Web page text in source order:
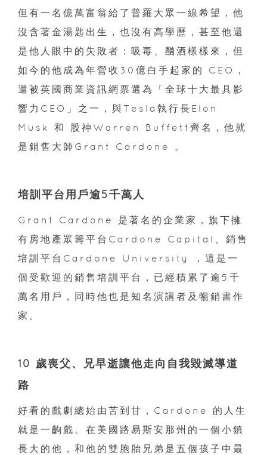
但有一名億萬富翁給了普羅大眾一線希望，他
沒含著金湯匙出生，也沒有高學歷，甚至他還
是他人眼中的失敗者：吸毒、酗酒樣樣來，但
如今的他成為年營收30億白手起家的 CEO，
還被英國商業資訊網票選為「全球十大最具影
響力CEO」之一，與Tesla執行長Elon
Musk 和 股神Warren Buffett齊名，他就
是銷售大師Grant Cardone 。
培訓平台用戶逾5千萬人
Grant Cardone 是著名的企業家，旗下擁
有房地產眾籌平台Cardone Capital、銷售
培訓平台Cardone University ，這是一
個受歡迎的銷售培訓平台，已經積累了逾5千
萬名用戶，同時他也是知名演講者及暢銷書作
家。
10 歲喪父、兄早逝讓他走向自我毀滅導道
路
好看的戲劇總始由苦到甘，Cardone 的人生
就是一齣戲。在美國路易斯安那州的一個小鎮
長大的他，和他的雙胞胎兄弟是五個孩子中最